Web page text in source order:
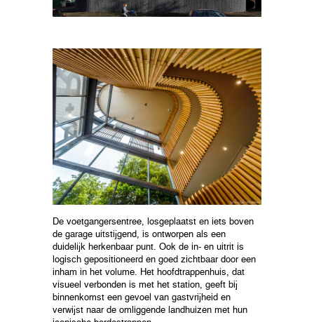
De voetgangersentree, losgeplaatst en iets boven
de garage uitstijgend, is ontworpen als een
duidelijk herkenbaar punt. Ook de in- en uitrit is
logisch gepositioneerd en goed zichtbaar door een
inham in het volume. Het hoofdtrappenhuis, dat
visueel verbonden is met het station, geeft bij
binnenkomst een gevoel van gastvrijheid en
verwijst naar de omliggende landhuizen met hun